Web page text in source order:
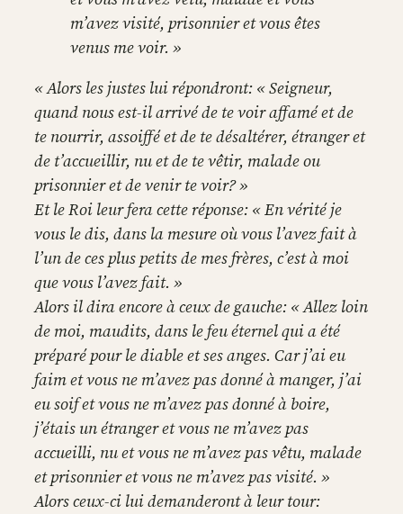
m’avez visité, prisonnier et vous êtes
venus me voir. »
« Alors les justes lui répondront: « Seigneur,
quand nous est-il arrivé de te voir affamé et de
te nourrir, assoiffé et de te désaltérer, étranger et
de t’accueillir, nu et de te vêtir, malade ou
prisonnier et de venir te voir? »
Et le Roi leur fera cette réponse: « En vérité je
vous le dis, dans la mesure où vous l’avez fait à
l’un de ces plus petits de mes frères, c’est à moi
que vous l’avez fait. »
Alors il dira encore à ceux de gauche: « Allez loin
de moi, maudits, dans le feu éternel qui a été
préparé pour le diable et ses anges. Car j’ai eu
faim et vous ne m’avez pas donné à manger, j’ai
eu soif et vous ne m’avez pas donné à boire,
j’étais un étranger et vous ne m’avez pas
accueilli, nu et vous ne m’avez pas vêtu, malade
et prisonnier et vous ne m’avez pas visité. »
Alors ceux-ci lui demanderont à leur tour: